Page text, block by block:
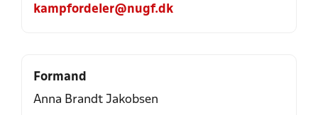
kampfordeler@nugf.dk
Formand
Anna Brandt Jakobsen